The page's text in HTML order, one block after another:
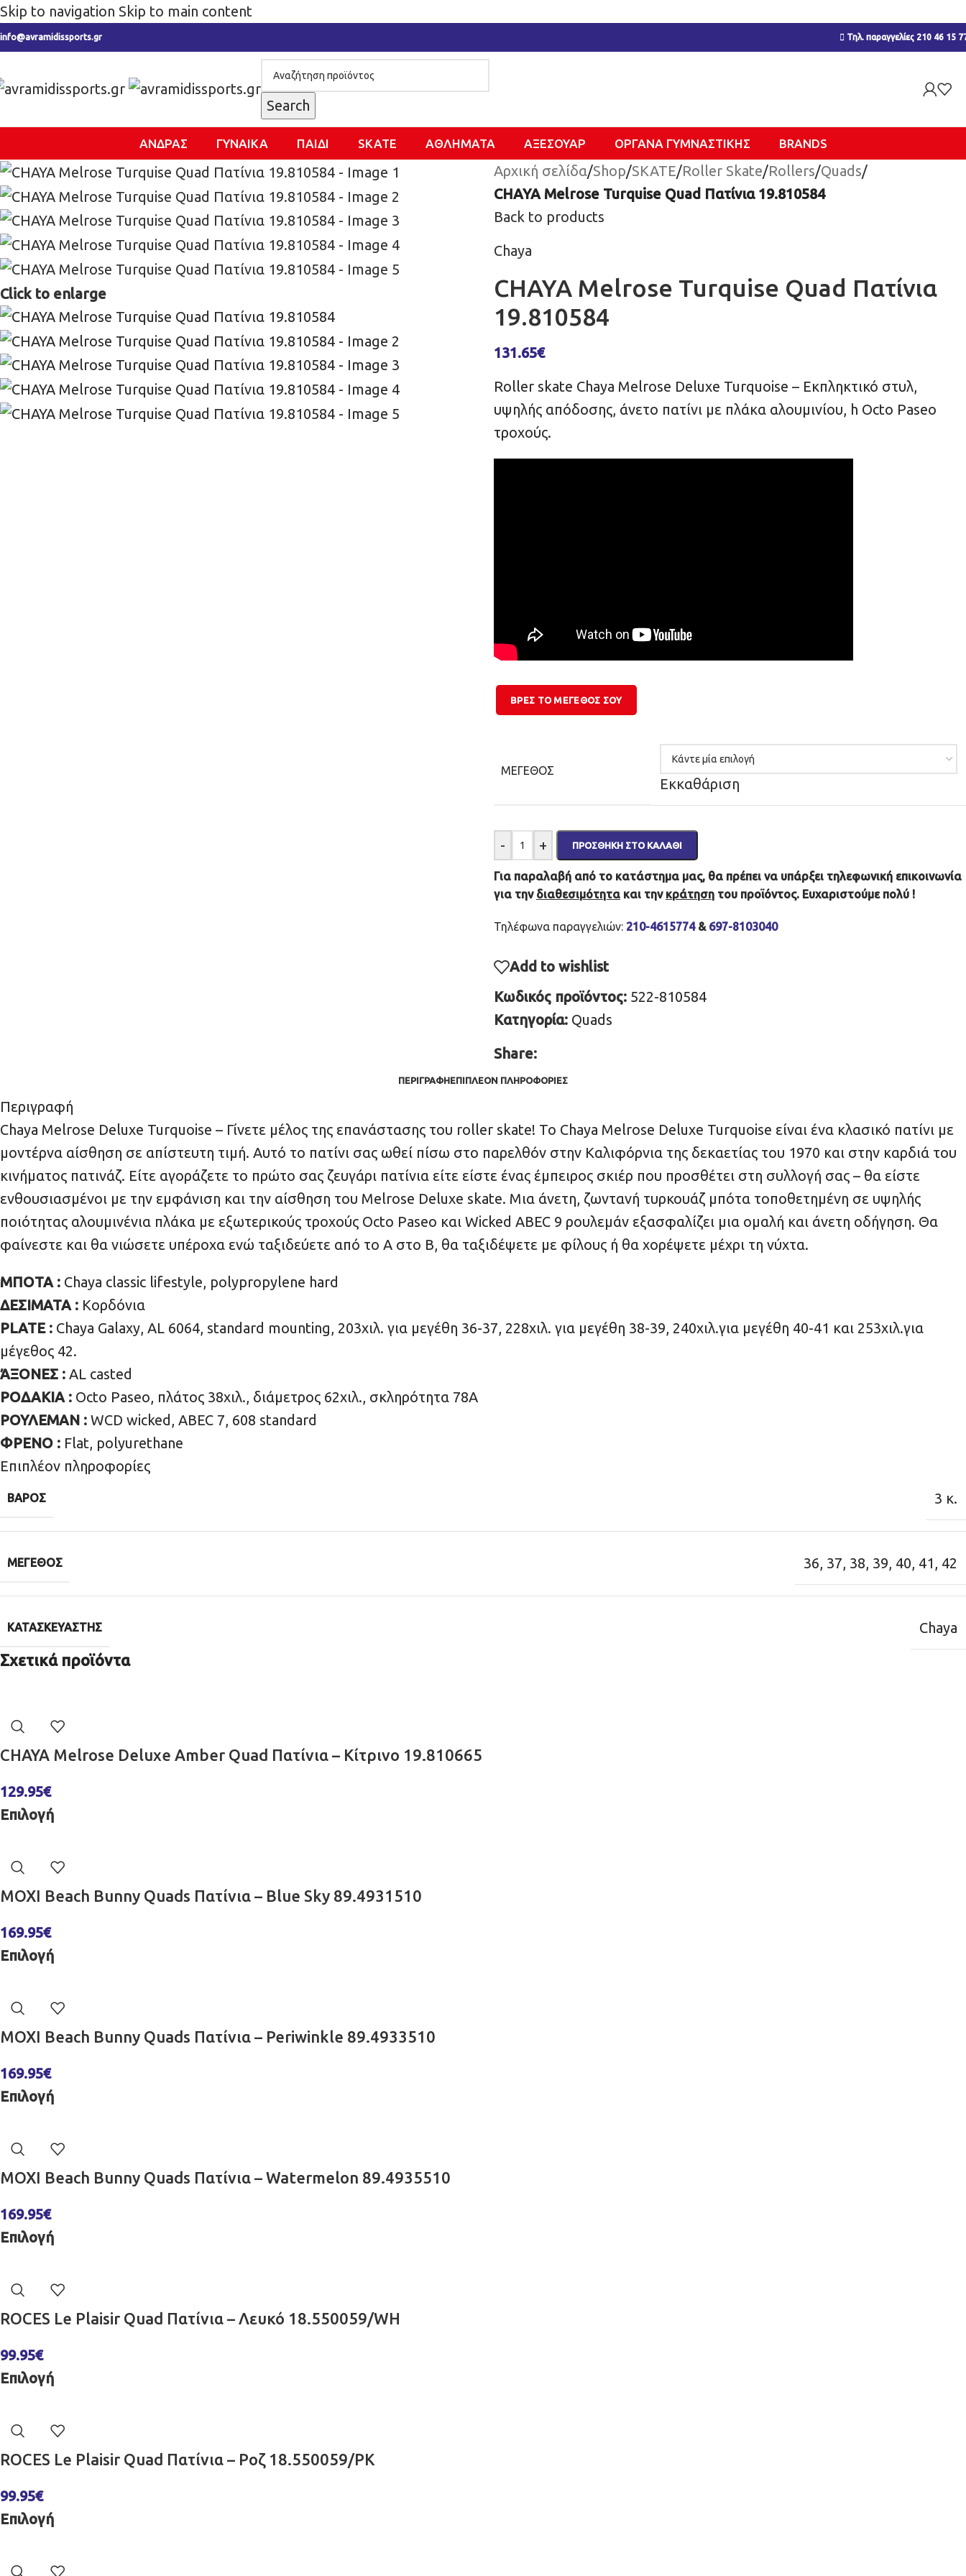
Skip to navigation Skip to main content
info@avramidissports.gr Τηλ. παραγγελίες 210 46 15
Search
ΑΝΔΡΑΣ ΓΥΝΑΙΚΑ ΠΑΙΔΙ SKATE ΑΘΛΗΜΑΤΑ ΑΞΕΣΟΥΑΡ ΌΡΓΑΝΑ ΓΥΜΝΑΣΤΙΚΉΣ BRANDS
Click to enlarge
Αρχική σελίδα/Shop/SKATE/Roller Skate/Rollers/Quads/
CHAYA Melrose Turquise Quad Πατίνια 19.810584
Back to products
Chaya
CHAYA Melrose Turquise Quad Πατίνια
19.810584
131.65€
Roller skate Chaya Melrose Deluxe Turquoise – Εκπληκτικό στυλ,
υψηλής απόδοσης, άνετο πατίνι με πλάκα αλουμινίου, h Octo Paseo
τροχούς.
ΒΡΕΣ ΤΟ ΜΕΓΕΘΌΣ ΣΟΥ
ΜΈΓΕΘΟΣ
Εκκαθάριση
- + ΠΡΟΣΘΉΚΗ ΣΤΟ ΚΑΛΆΘΙ
Για παραλαβή από το κατάστημα μας, θα πρέπει να υπάρξει τηλεφωνική επικοινωνία
για την διαθεσιμότητα και την κράτηση του προϊόντος. Ευχαριστούμε πολύ !
Τηλέφωνα παραγγελιών: 210-4615774& 697-8103040
Add to wishlist
Κωδικός προϊόντος: 522-810584
Κατηγορία: Quads
Share:
ΠΕΡΙΓΡΑΦΉΕΠΙΠΛΈΟΝ ΠΛΗΡΟΦΟΡΊΕΣ
Περιγραφή
Chaya Melrose Deluxe Turquoise – Γίνετε μέλος της επανάστασης του roller skate! Το Chaya Melrose Deluxe Turquoise είναι ένα κλασικό πατίνι με
μοντέρνα αίσθηση σε απίστευτη τιμή. Αυτό το πατίνι σας ωθεί πίσω στο παρελθόν στην Καλιφόρνια της δεκαετίας του 1970 και στην καρδιά του
κινήματος πατινάζ. Είτε αγοράζετε το πρώτο σας ζευγάρι πατίνια είτε είστε ένας έμπειρος σκιέρ που προσθέτει στη συλλογή σας – θα είστε
ενθουσιασμένοι με την εμφάνιση και την αίσθηση του Melrose Deluxe skate. Μια άνετη, ζωντανή τυρκουάζ μπότα τοποθετημένη σε υψηλής
ποιότητας αλουμινένια πλάκα με εξωτερικούς τροχούς Octo Paseo και Wicked ABEC 9 ρουλεμάν εξασφαλίζει μια ομαλή και άνετη οδήγηση. Θα
φαίνεστε και θα νιώσετε υπέροχα ενώ ταξιδεύετε από το Α στο Β, θα ταξιδέψετε με φίλους ή θα χορέψετε μέχρι τη νύχτα.
ΜΠΟΤΑ : Chaya classic lifestyle, polypropylene hard
ΔΕΣΙΜΑΤΑ : Κορδόνια
PLATE : Chaya Galaxy, AL 6064, standard mounting, 203χιλ. για μεγέθη 36-37, 228χιλ. για μεγέθη 38-39, 240χιλ.για μεγέθη 40-41 και 253χιλ.για
μέγεθος 42.
ΆΞΟΝΕΣ : AL casted
ΡΟΔΑΚΙΑ : Octo Paseo, πλάτος 38χιλ., διάμετρος 62χιλ., σκληρότητα 78Α
ΡΟΥΛΕΜΑΝ : WCD wicked, ABEC 7, 608 standard
ΦΡΕΝΟ : Flat, polyurethane
Επιπλέον πληροφορίες
ΒΆΡΟΣ 3 κ.
ΜΈΓΕΘΟΣ 36, 37, 38, 39, 40, 41 , 42
ΚΑΤΑΣΚΕΥΑΣΤΉΣ Chaya
Σχετικά προϊόντα
CHAYA Melrose Deluxe Amber Quad Πατίνια – Κίτρινο 19.810665
129.95€
Επιλογή
MOXI Beach Bunny Quads Πατίνια – Blue Sky 89.4931510
169.95€
Επιλογή
MOXI Beach Bunny Quads Πατίνια – Periwinkle 89.4933510
169.95€
Επιλογή
MOXI Beach Bunny Quads Πατίνια – Watermelon 89.4935510
169.95€
Επιλογή
ROCES Le Plaisir Quad Πατίνια – Λευκό 18.550059/WH
99.95€
Επιλογή
ROCES Le Plaisir Quad Πατίνια – Ροζ 18.550059/PK
99.95€
Επιλογή